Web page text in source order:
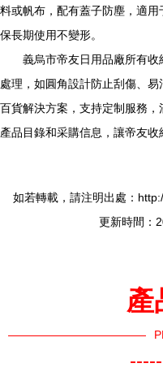
料或帆布，配有蓋子防塵，適
保長期使用不變形。
義烏市帝友日用品廠所有
處理，如圓角設計防止刮傷、
百貨解決方案，支持定制服務
產品目錄和采購信息，讓帝友收
如若轉載，請注明出處：
更新時間：
產